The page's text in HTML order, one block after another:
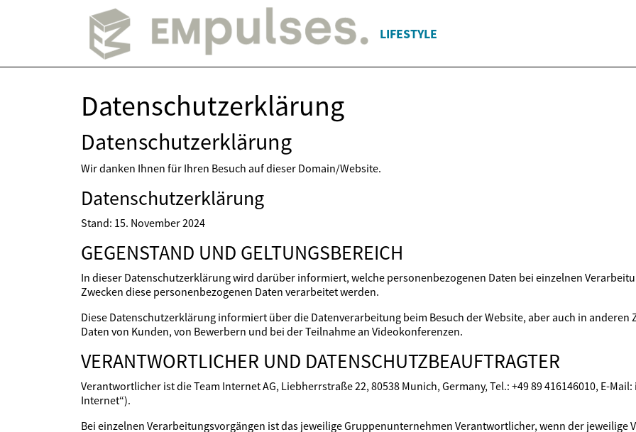
LIFESTYLE
Datenschutzerklärung
Datenschutzerklärung
Wir danken Ihnen für Ihren Besuch auf dieser Domain/Website.
Datenschutzerklärung
Stand: 15. November 2024
GEGENSTAND UND GELTUNGSBEREICH
In dieser Datenschutzerklärung wird darüber informiert, welche personenbezogenen Daten bei einzelnen
Zwecken diese personenbezogenen Daten verarbeitet werden.
Diese Datenschutzerklärung informiert über die Datenverarbeitung beim Besuch der Website, aber auch in
Daten von Kunden, von Bewerbern und bei der Teilnahme an Videokonferenzen.
VERANTWORTLICHER UND DATENSCHUTZBEAUFTRAGTER
Verantwortlicher ist die Team Internet AG, Liebherrstraße 22, 80538 Munich, Germany, Tel.: +49 89 416146010, E-
Internet“).
Bei einzelnen Verarbeitungsvorgängen ist das jeweilige Gruppenunternehmen Verantwortlicher, wenn der jeweilige